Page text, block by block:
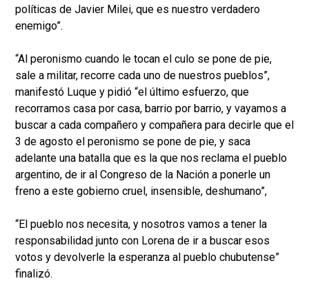
políticas de Javier Milei, que es nuestro verdadero
enemigo”.
“Al peronismo cuando le tocan el culo se pone de pie,
sale a militar, recorre cada uno de nuestros pueblos”,
manifestó Luque y pidió “el último esfuerzo, que
recorramos casa por casa, barrio por barrio, y vayamos a
buscar a cada compañero y compañera para decirle que el
3 de agosto el peronismo se pone de pie, y saca
adelante una batalla que es la que nos reclama el pueblo
argentino, de ir al Congreso de la Nación a ponerle un
freno a este gobierno cruel, insensible, deshumano”,
“El pueblo nos necesita, y nosotros vamos a tener la
responsabilidad junto con Lorena de ir a buscar esos
votos y devolverle la esperanza al pueblo chubutense”
finalizó.